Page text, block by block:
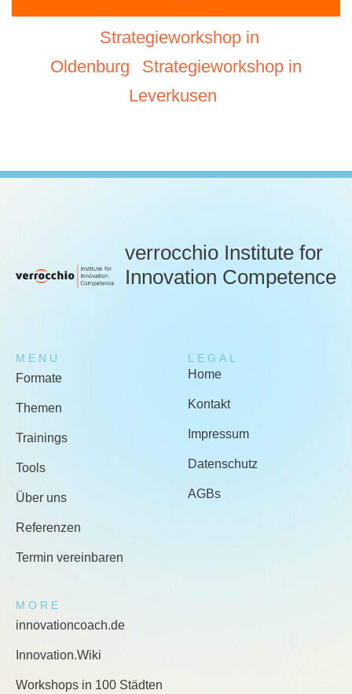
Strategieworkshop in
Oldenburg
Strategieworkshop in
Leverkusen
verrocchio Institute for
Innovation Competence
MENU
Formate
Themen
Trainings
Tools
Über uns
Referenzen
Termin vereinbaren
LEGAL
Home
Kontakt
Impressum
Datenschutz
AGBs
MORE
innovationcoach.de
Innovation.Wiki
Workshops in 100 Städten